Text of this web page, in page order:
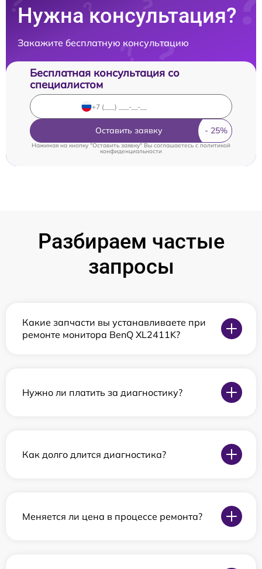
Нужна консультация?
Закажите бесплатную консультацию
Бесплатная консультация со
специалистом
Оставить заявку
Нажимая на кнопку "Оставить заявку" Вы соглашаетесь cполитикой
конфиденциальности
Разбираем частые
запросы
Какие запчасти вы устанавливаете при
ремонте монитора BenQ XL2411K?
Нужно ли платить за диагностику?
Как долго длится диагностика?
Меняется ли цена в процессе ремонта?